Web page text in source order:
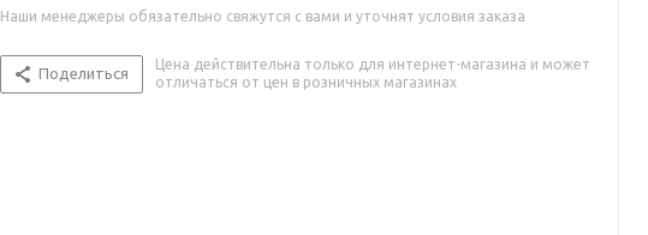
Наши менеджеры обязательно свяжутся с вами и уточнят условия заказа
Поделиться
Цена действительна только для интернет-магазина и может
отличаться от цен в розничных магазинах